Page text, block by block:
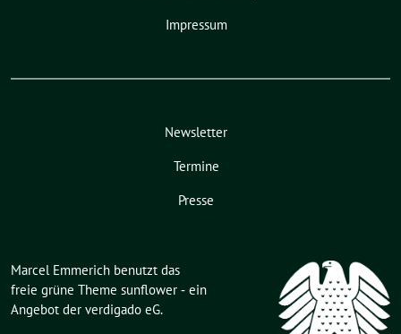
Impressum
Newsletter
Termine
Presse
Marcel Emmerich benutzt das
freie grüne Theme sunflower ‐ ein
Angebot der verdigado eG.